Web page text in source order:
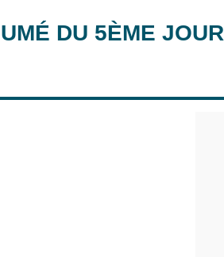
DU 5ÈME JOUR